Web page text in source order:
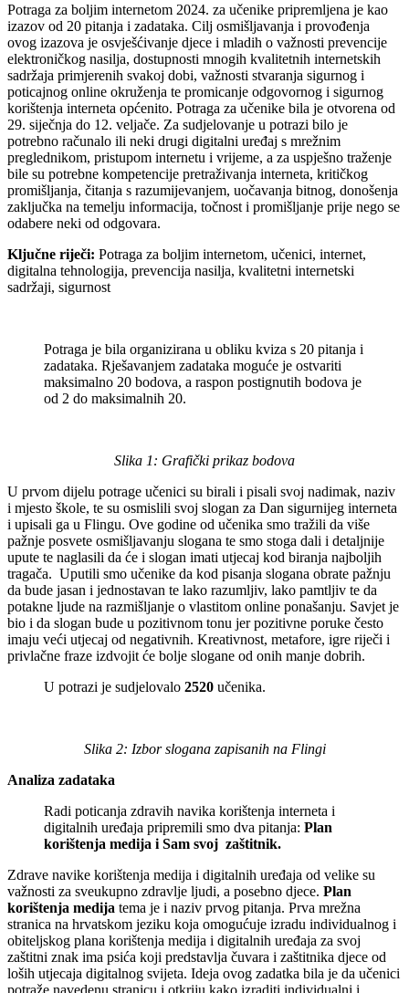
Potraga za boljim internetom 2024. za učenike pripremljena je kao
izazov od 20 pitanja i zadataka. Cilj osmišljavanja i provođenja
ovog izazova je osvješćivanje djece i mladih o važnosti prevencije
elektroničkog nasilja, dostupnosti mnogih kvalitetnih internetskih
sadržaja primjerenih svakoj dobi, važnosti stvaranja sigurnog i
poticajnog online okruženja te promicanje odgovornog i sigurnog
korištenja interneta općenito. Potraga za učenike bila je otvorena od
29. siječnja do 12. veljače. Za sudjelovanje u potrazi bilo je
potrebno računalo ili neki drugi digitalni uređaj s mrežnim
preglednikom, pristupom internetu i vrijeme, a za uspješno traženje
bile su potrebne kompetencije pretraživanja interneta, kritičkog
promišljanja, čitanja s razumijevanjem, uočavanja bitnog, donošenja
zaključka na temelju informacija, točnost i promišljanje prije nego se
odabere neki od odgovara.
Ključne riječi: Potraga za boljim internetom, učenici, internet,
digitalna tehnologija, prevencija nasilja, kvalitetni internetski
sadržaji, sigurnost
Potraga je bila organizirana u obliku kviza s 20 pitanja i
zadataka. Rješavanjem zadataka moguće je ostvariti
maksimalno 20 bodova, a raspon postignutih bodova je
od 2 do maksimalnih 20.
Slika 1: Grafički prikaz bodova
U prvom dijelu potrage učenici su birali i pisali svoj nadimak, naziv
i mjesto škole, te su osmislili svoj slogan za Dan sigurnijeg interneta
i upisali ga u Flingu. Ove godine od učenika smo tražili da više
pažnje posvete osmišljavanju slogana te smo stoga dali i detaljnije
upute te naglasili da će i slogan imati utjecaj kod biranja najboljih
tragača. Uputili smo učenike da kod pisanja slogana obrate pažnju
da bude jasan i jednostavan te lako razumljiv, lako pamtljiv te da
potakne ljude na razmišljanje o vlastitom online ponašanju. Savjet je
bio i da slogan bude u pozitivnom tonu jer pozitivne poruke često
imaju veći utjecaj od negativnih. Kreativnost, metafore, igre riječi i
privlačne fraze izdvojit će bolje slogane od onih manje dobrih.
U potrazi je sudjelovalo 2520 učenika.
Slika 2: Izbor slogana zapisanih na Flingi
Analiza zadataka
Radi poticanja zdravih navika korištenja interneta i
digitalnih uređaja pripremili smo dva pitanja: Plan
korištenja medija i Sam svoj zaštitnik.
Zdrave navike korištenja medija i digitalnih uređaja od velike su
važnosti za sveukupno zdravlje ljudi, a posebno djece. Plan
korištenja medija tema je i naziv prvog pitanja. Prva mrežna
stranica na hrvatskom jeziku koja omogućuje izradu individualnog i
obiteljskog plana korištenja medija i digitalnih uređaja za svoj
zaštitni znak ima psića koji predstavlja čuvara i zaštitnika djece od
loših utjecaja digitalnog svijeta. Ideja ovog zadatka bila je da učenici
potraže navedenu stranicu i otkriju kako izraditi individualni i